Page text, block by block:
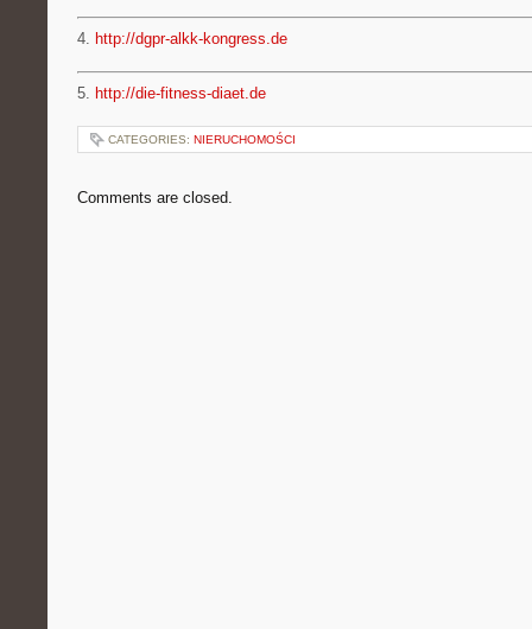
4. http://dgpr-alkk-kongress.de
5. http://die-fitness-diaet.de
CATEGORIES: NIERUCHOMOŚCI
Comments are closed.